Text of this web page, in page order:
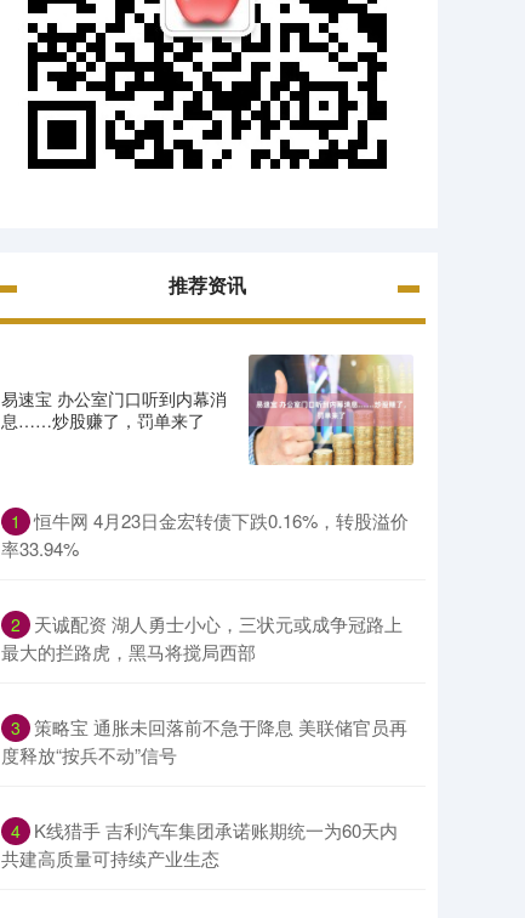
推荐资讯
易速宝 办公室门口听到内幕消
息……炒股赚了，罚单来了
1
恒牛网 4月23日金宏转债下跌0.16%，转股溢价
率33.94%
2
天诚配资 湖人勇士小心，三状元或成争冠路上
最大的拦路虎，黑马将搅局西部
3 策略宝 通胀未回落前不急于降息 美联储官员再
度释放“按兵不动”信号
4 K线猎手 吉利汽车集团承诺账期统一为60天内
共建高质量可持续产业生态